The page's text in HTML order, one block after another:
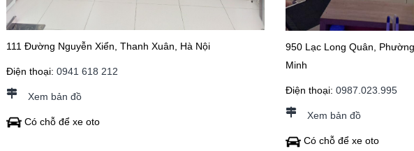
111 Đường Nguyễn Xiển, Thanh Xuân, Hà Nội
Điện thoại: 0941 618 212
Xem bản đồ
Có chỗ để xe oto
950 Lạc Long Quân,
Minh
Điện thoại: 0987.023.995
Xem bản đồ
Có chỗ để xe oto